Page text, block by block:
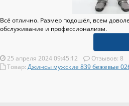
Всё отлично. Размер подошёл, всем
обслуживание и профессионализм.
25 апреля 2024 09:45:12
Отзывов: 8
Товар: Джинсы мужские 839 бежевые